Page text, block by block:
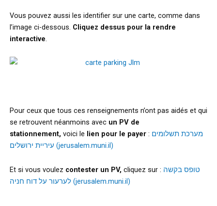
Vous pouvez aussi les identifier sur une carte, comme dans
l’image ci-dessous. Cliquez dessus pour la rendre
interactive.
Pour ceux que tous ces renseignements n’ont pas aidés et qui
se retrouvent néanmoins avec un PV de
stationnement, voici le lien pour le payer : מערכת תשלומים
עיריית ירושלים (jerusalem.muni.il)
Et si vous voulez contester un PV, cliquez sur : טופס בקשה
לערעור על דוח חניה (jerusalem.muni.il)